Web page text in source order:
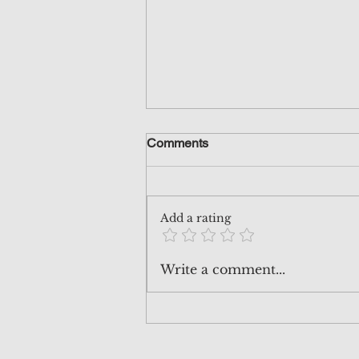
美聯儲又開始 隱形量化寬鬆？
最近有不少人問我，話不少報道指
兩個星期前寫的Patreon post 現在
公開分享，便會知道真實情況，唔
好亂聽人講！
Comments
Add a rating
Write a comment...